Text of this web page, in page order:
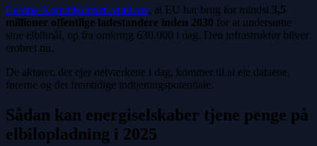
Europa-Kommissionen vurderer, at EU har brug for mindst 3,5
millioner offentlige ladestandere inden 2030 for at understøtte
sine elbilmål, op fra omkring 630.000 i dag. Den infrastruktur bliver
erobret nu.
De aktører, der ejer netværkene i dag, kommer til at eje dataene,
førerne og det fremtidige indtjeningspotentiale.
Sådan kan energiselskaber tjene penge på
elbilopladning i 2025